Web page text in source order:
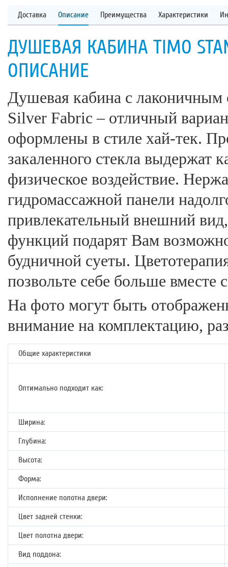
Доставка Описание Преимущества Характеристики
ДУШЕВАЯ КАБИНА TIMO
ОПИСАНИЕ
Душевая кабина с
Silver Fabric – отличный
оформлены в стиле хай-тек.
закаленного стекла выдержат
физическое воздействие.
гидромассажной панели
привлекательный внешний
функций подарят Вам
будничной суеты.
позвольте себе больше
На фото могут быть
внимание на комплектацию,
Общие характеристики
Оптимально подходит как:
Ширина:
Глубина:
Высота:
Форма:
Исполнение полотна двери:
Цвет задней стенки:
Цвет полотна двери:
Вид поддона: